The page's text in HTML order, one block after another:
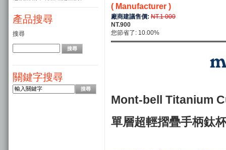
產品搜尋
搜尋
關鍵字搜尋
( Manufacturer )
廠商建議售價: NT.1 000
NT.900
您節省了: 10.00%
Mont-bell Titanium
單層超輕摺疊手柄鈦